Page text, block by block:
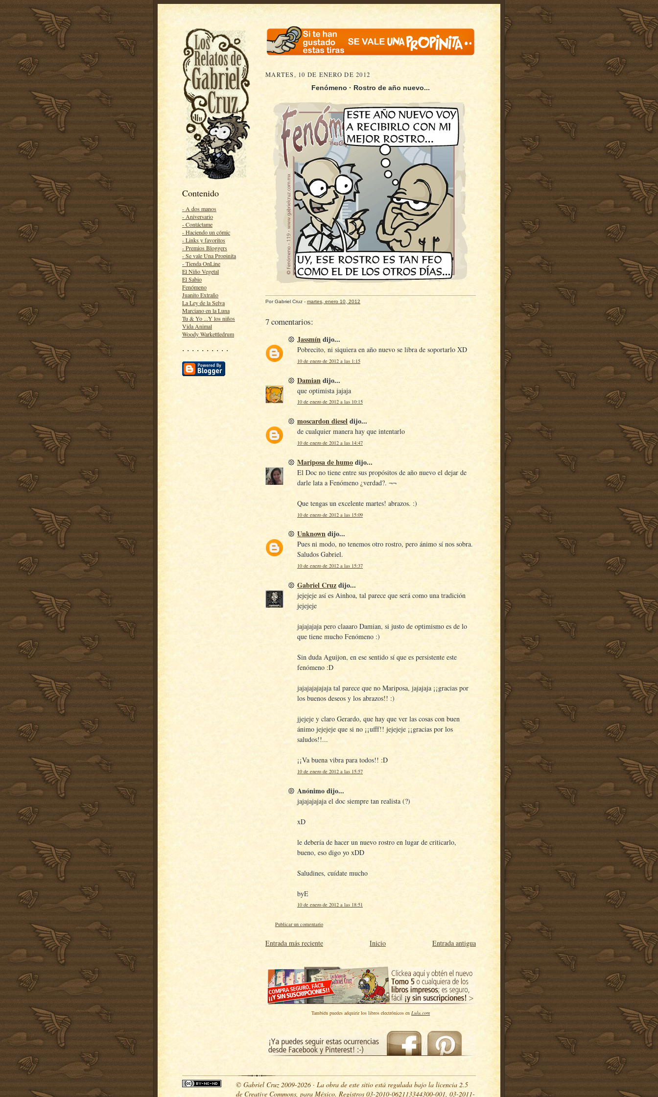
Contenido
- A dos manos
- Aniversario
- Contáctame
- Haciendo un cómic
- Links y favoritos
- Premios Bloggers
- Se vale Una Propinita
- Tienda OnLine
El Niño Vegetal
El Sabio
Fenómeno
Juanito Extraño
La Ley de la Selva
Marciano en la Luna
Tu & Yo ...Y los niños
Vida Animal
Woody Warkettledrum
· · · · · · · · · ·
MARTES, 10 DE ENERO DE 2012
Fenómeno · Rostro de año nuevo...
PorGabriel Cruz - martes, enero 10, 2012
7 comentarios:
Jassmíndijo...
Pobrecito, ni siquiera en año nuevo se libra de soportarlo XD
10 de enero de 2012 a las 1:15
Damiandijo...
que optimista jajaja
10 de enero de 2012 a las 10:15
moscardon dieseldijo...
de cualquier manera hay que intentarlo
10 de enero de 2012 a las 14:47
Mariposa de humodijo...
El Doc no tiene entre sus propósitos de año nuevo el dejar de
darle lata a Fenómeno ¿verdad?. ¬¬
Que tengas un excelente martes! abrazos. :)
10 de enero de 2012 a las 15:09
Unknowndijo...
Pues ni modo, no tenemos otro rostro, pero ánimo sí nos sobra.
Saludos Gabriel.
10 de enero de 2012 a las 15:37
Gabriel Cruzdijo...
jejejeje así es Ainhoa, tal parece que será como una tradición
jejejeje
jajajajaja pero claaaro Damian, si justo de optimismo es de lo
que tiene mucho Fenómeno :)
Sin duda Aguijon, en ese sentido sí que es persistente este
fenómeno :D
jajajajajajaja tal parece que no Mariposa, jajajaja ¡¡gracias por
los buenos deseos y los abrazos!! :)
jjejeje y claro Gerardo, que hay que ver las cosas con buen
ánimo jejejeje que si no ¡¡ufff!! jejejeje ¡¡gracias por los
saludos!!...
¡¡Va buena vibra para todos!! :D
10 de enero de 2012 a las 15:57
Anónimo dijo...
jajajajajaja el doc siempre tan realista (?)
xD
le debería de hacer un nuevo rostro en lugar de criticarlo,
bueno, eso digo yo xDD
Saludines, cuídate mucho
byE
10 de enero de 2012 a las 18:51
Publicar un comentario
Entrada más reciente Entrada antigua
Inicio
También puedes adquirir los libros electrónicos en Lulu.com
© Gabriel Cruz 2009-2026 · La obra de este sitio está regulada bajo la licencia 2.5
de Creative Commons, para México. Registros 03-2010-062113344300-001, 03-2011-